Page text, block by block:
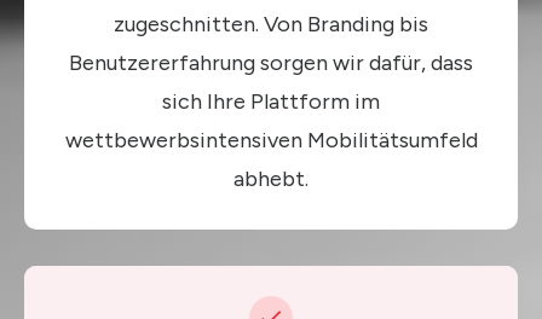
zugeschnitten. Von Branding bis
Benutzererfahrung sorgen wir dafür, dass
sich Ihre Plattform im
wettbewerbsintensiven Mobilitätsumfeld
abhebt.